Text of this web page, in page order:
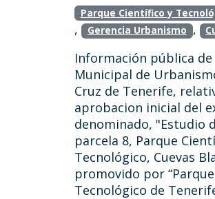
Parque Científico y
, Gerencia Urbanismo ,
Información pública de
Municipal de
Cruz de Tenerife,
aprobacion inicial del
denominado, "Estudio
parcela 8, Parque
Tecnológico, Cuevas
promovido por
Tecnológico de Tenerife